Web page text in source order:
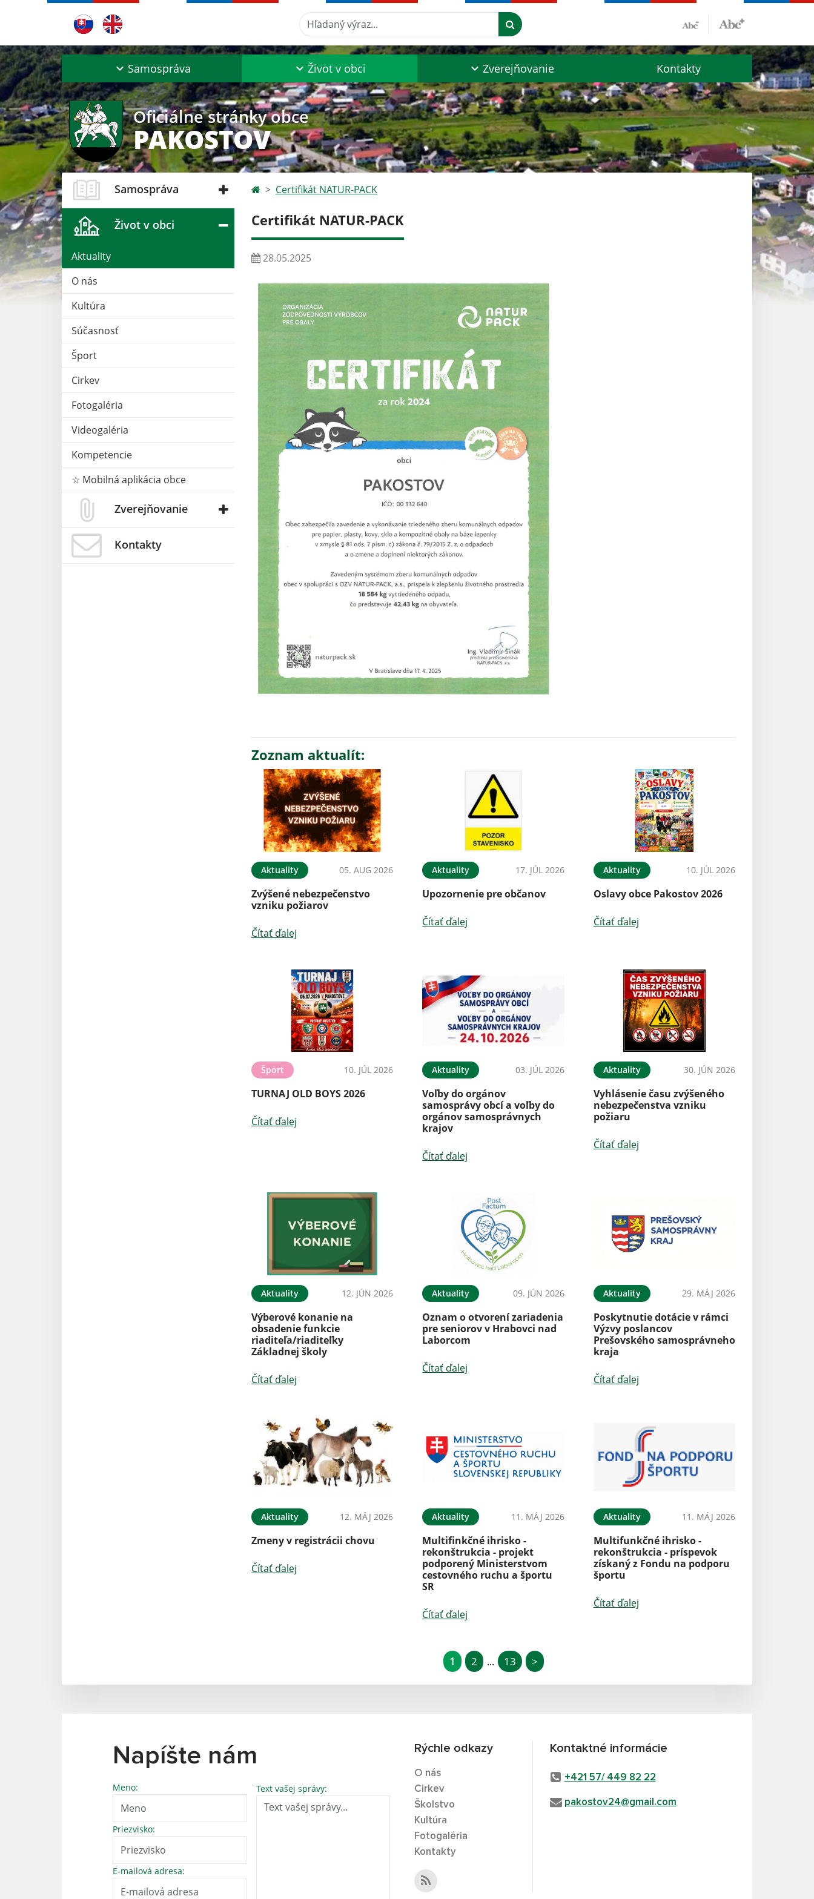
Hľadaný výraz...
Samospráva Život v obci Zverejňovanie Kontakty
Oficiálne stránky obce
PAKOSTOV
Samospráva
Život v obci
Aktuality
O nás
Kultúra
Súčasnosť
Šport
Cirkev
Fotogaléria
Videogaléria
Kompetencie
☆ Mobilná aplikácia obce
Zverejňovanie
Kontakty
Certifikát NATUR-PACK
Certifikát NATUR-PACK
28.05.2025
Zoznam aktualít:
Aktuality 05. AUG 2026
Zvýšené nebezpečenstvo
vzniku požiarov
Čítať ďalej
Aktuality 17. JÚL 2026
Upozornenie pre občanov
Čítať ďalej
Aktuality 10. JÚL 2026
Oslavy obce Pakostov 2026
Čítať ďalej
Šport 10. JÚL 2026
TURNAJ OLD BOYS 2026
Čítať ďalej
Aktuality 03. JÚL 2026
Voľby do orgánov
samosprávy obcí a voľby do
orgánov samosprávnych
krajov
Čítať ďalej
Aktuality 30. JÚN 2026
Vyhlásenie času zvýšeného
nebezpečenstva vzniku
požiaru
Čítať ďalej
Aktuality 12. JÚN 2026
Výberové konanie na
obsadenie funkcie
riaditeľa/riaditeľky
Základnej školy
Čítať ďalej
Aktuality 09. JÚN 2026
Oznam o otvorení zariadenia
pre seniorov v Hrabovci nad
Laborcom
Čítať ďalej
Aktuality 29. MÁJ 2026
Poskytnutie dotácie v rámci
Výzvy poslancov
Prešovského samosprávneho
kraja
Čítať ďalej
Aktuality 12. MÁJ 2026
Zmeny v registrácii chovu
Čítať ďalej
Aktuality 11. MÁJ 2026
Multifinkčné ihrisko -
rekonštrukcia - projekt
podporený Ministerstvom
cestovného ruchu a športu
SR
Čítať ďalej
Aktuality 11. MÁJ 2026
Multifunkčné ihrisko -
rekonštrukcia - príspevok
získaný z Fondu na podporu
športu
Čítať ďalej
1 2 ... 13 >
Napíšte nám
Meno:
Priezvisko:
E-mailová adresa:
Text vašej správy:
Rýchle odkazy
O nás
Cirkev
Školstvo
Kultúra
Fotogaléria
Kontakty
Kontaktné informácie
+421 57/ 449 82 22
pakostov24@gmail.com